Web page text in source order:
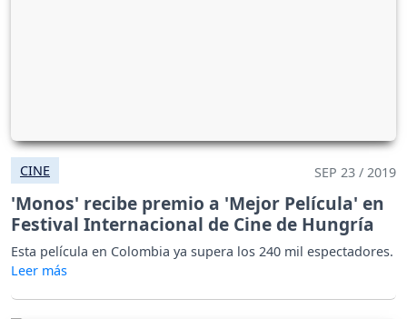
CINE SEP 23 / 2019
'Monos' recibe premio a 'Mejor Película' en
Festival Internacional de Cine de Hungría
Esta película en Colombia ya supera los 240 mil espectadores.